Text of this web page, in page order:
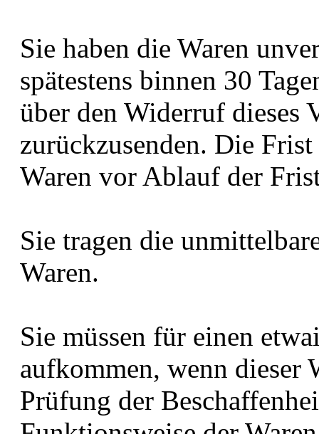
Sie haben die Waren
spätestens binnen 30
über den Widerruf dieses
zurückzusenden. Die
Waren vor Ablauf der
Sie tragen die
Waren.
Sie müssen für einen
aufkommen, wenn dieser
Prüfung der